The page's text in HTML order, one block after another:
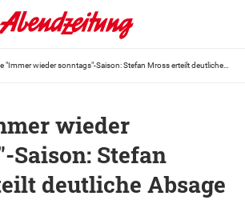
wieder
Saison: Stefan
deutliche Absage